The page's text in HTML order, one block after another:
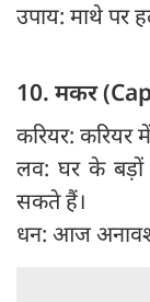
उपाय: माथे पर
10. मकर
करियर: करियर
लव: घर के बड़ों
सकते हैं।
धन: आज